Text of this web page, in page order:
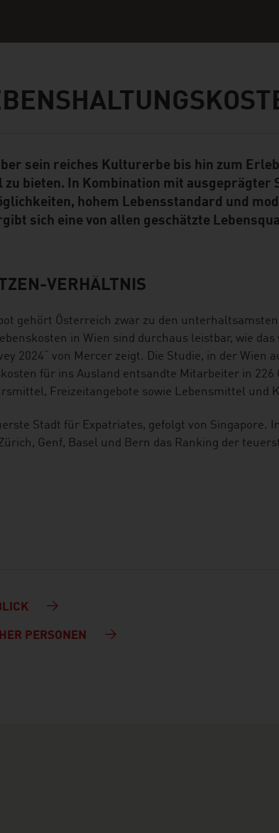
sein reiches Kulturerbe bis hin zum
zu bieten. In Kombination mit ausgeprägter
hohem Lebensstandard und
sich eine von allen geschätzte
VERHÄLTNIS
gehört Österreich zwar zu den
in Wien sind durchaus leistbar, wie
2024“ von Mercer zeigt. Die Studie, in der Wien
für ins Ausland entsandte Mitarbeiter in
Freizeitangebote sowie Lebensmittel und
Stadt für Expatriates, gefolgt von Singapore.
Genf, Basel und Bern das Ranking der
PERSONEN